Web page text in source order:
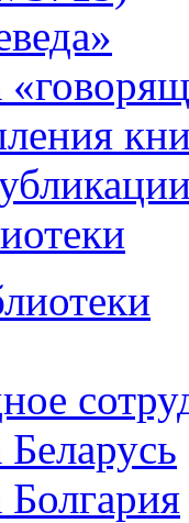
Болгария